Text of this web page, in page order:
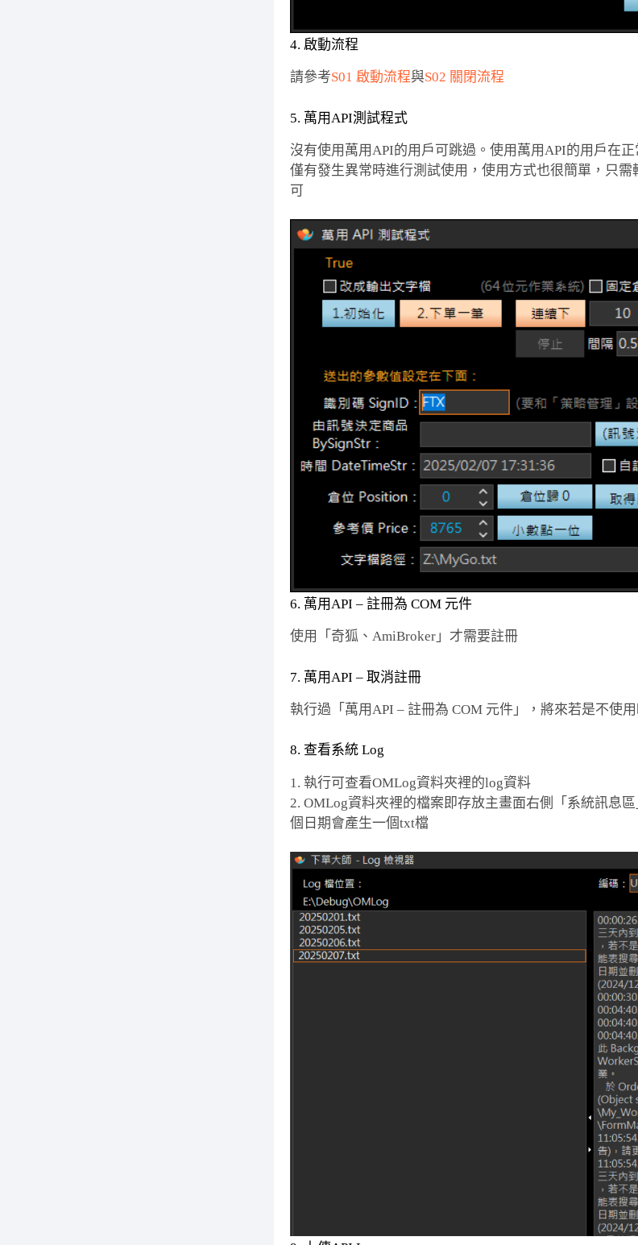
4. 啟動流程
請參考S01 啟動流程與S02 關閉流程
5. 萬用API測試程式
沒有使用萬用API的用戶可跳過。使用萬用API的用戶在
僅有發生異常時進行測試使用，使用方式也很簡單，只
可
6. 萬用API – 註冊為 COM 元件
使用「奇狐、AmiBroker」才需要註冊
7. 萬用API – 取消註冊
執行過「萬用API – 註冊為 COM 元件」，將來若是不使
8. 查看系統 Log
1. 執行可查看OMLog資料夾裡的log資料
2. OMLog資料夾裡的檔案即存放主畫面右側「系統訊息
個日期會產生一個txt檔